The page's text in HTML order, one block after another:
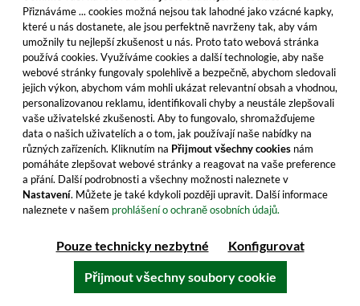
Do košíku
Všechny vlastnosti produktu
Přiznáváme ... cookies možná nejsou tak lahodné jako vzácné kapky,
které u nás dostanete, ale jsou perfektně navrženy tak, aby vám
umožnily tu nejlepší zkušenost u nás. Proto tato webová stránka
používá cookies. Využíváme cookies a další technologie, aby naše
webové stránky fungovaly spolehlivě a bezpečně, abychom sledovali
jejich výkon, abychom vám mohli ukázat relevantní obsah a vhodnou,
personalizovanou reklamu, identifikovali chyby a neustále zlepšovali
vaše uživatelské zkušenosti. Aby to fungovalo, shromažďujeme
data o našich uživatelích a o tom, jak používají naše nabídky na
různých zařízeních. Kliknutím na Přijmout všechny cookies nám
pomáháte zlepšovat webové stránky a reagovat na vaše preference
a přání. Další podrobnosti a všechny možnosti naleznete v
Nastavení. Můžete je také kdykoli později upravit. Další informace
naleznete v našem prohlášení o ochraně osobních údajů.
Pouze technicky nezbytné Konfigurovat
Přijmout všechny soubory cookie